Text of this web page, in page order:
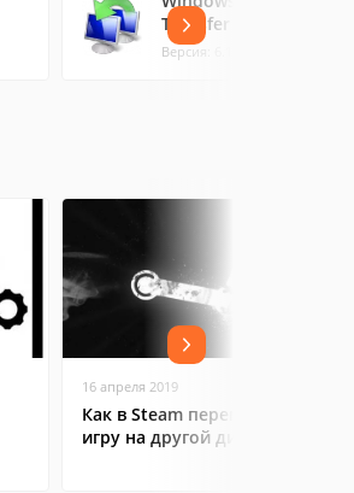
Transfer
Версия: 6.1 (7.27 МБ)
16 апреля 2019
Как в Steam переместить
игру на другой диск